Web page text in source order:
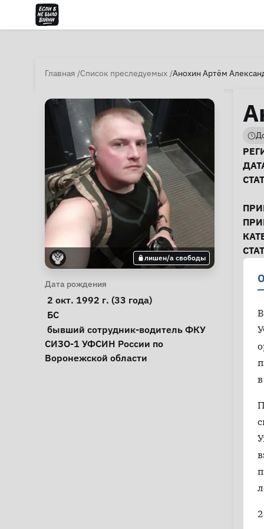
Главная Список преследуемых Анохин Артём
лишен/а свободы
Личная информация
Дата рождения
2 окт. 1992 г. (33 года)
Особые обстоятельства
БС
Примечания
СИЗО-1 УФСИН России по
Воронежской области